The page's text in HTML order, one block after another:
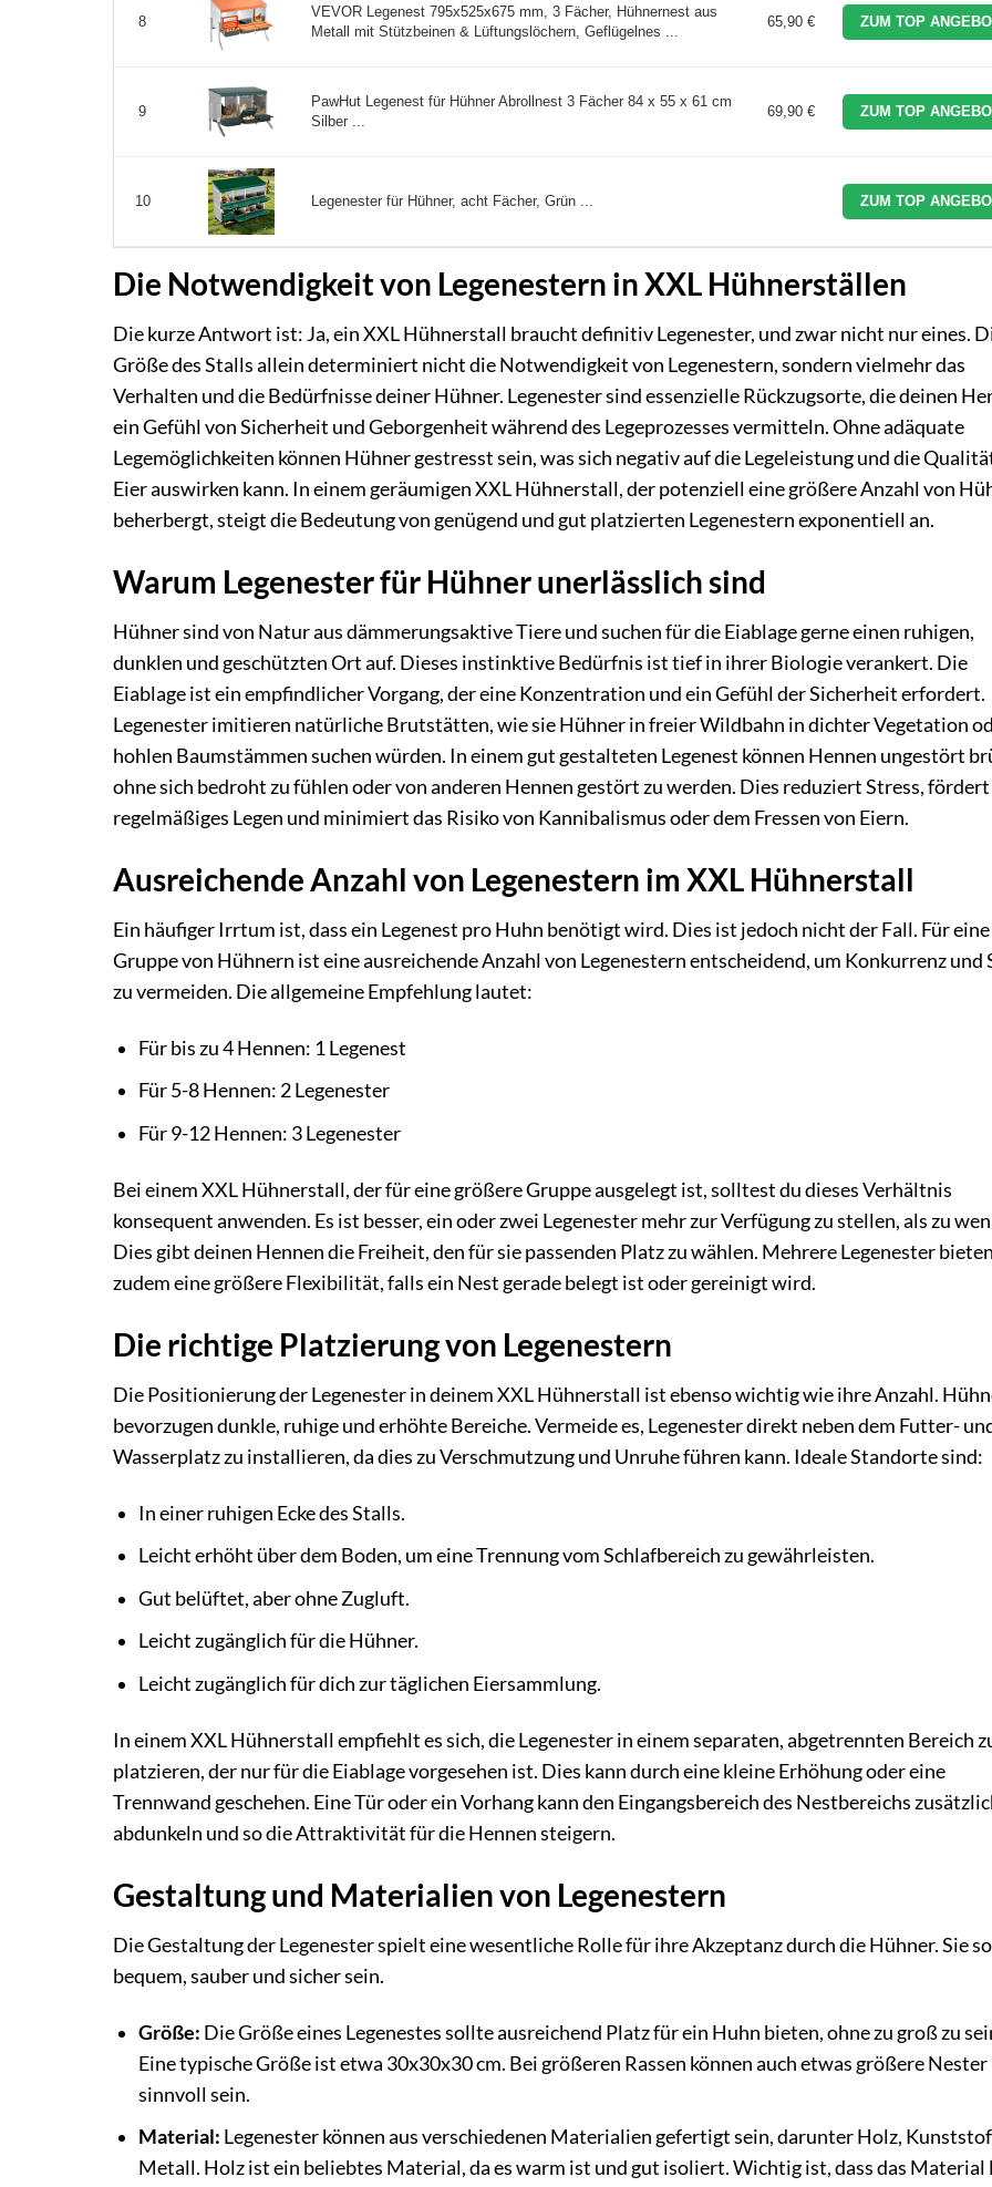
8
VEVOR Legenest 795x525x675 mm, 3 Fächer, Hühnernest aus
Metall mit Stützbeinen & Lüftungslöchern, Geflügelnes ...
65,90 € ZUM TOP
9
PawHut Legenest für Hühner Abrollnest 3 Fächer 84 x 55 x 61 cm
Silber ...
69,90 € ZUM TOP
10 Legenester für Hühner, acht Fächer, Grün ... ZUM TOP
Die Notwendigkeit von Legenestern in XXL Hühnerställen
Die kurze Antwort ist: Ja, ein XXL Hühnerstall braucht definitiv Legenester, und zwar nicht nur eines.
Größe des Stalls allein determiniert nicht die Notwendigkeit von Legenestern, sondern vielmehr das
Verhalten und die Bedürfnisse deiner Hühner. Legenester sind essenzielle Rückzugsorte, die deinen
ein Gefühl von Sicherheit und Geborgenheit während des Legeprozesses vermitteln. Ohne adäquate
Legemöglichkeiten können Hühner gestresst sein, was sich negativ auf die Legeleistung und die
Eier auswirken kann. In einem geräumigen XXL Hühnerstall, der potenziell eine größere Anzahl von
beherbergt, steigt die Bedeutung von genügend und gut platzierten Legenestern exponentiell an.
Warum Legenester für Hühner unerlässlich sind
Hühner sind von Natur aus dämmerungsaktive Tiere und suchen für die Eiablage gerne einen ruhigen,
dunklen und geschützten Ort auf. Dieses instinktive Bedürfnis ist tief in ihrer Biologie verankert. Die
Eiablage ist ein empfindlicher Vorgang, der eine Konzentration und ein Gefühl der Sicherheit erfordert.
Legenester imitieren natürliche Brutstätten, wie sie Hühner in freier Wildbahn in dichter Vegetation
hohlen Baumstämmen suchen würden. In einem gut gestalteten Legenest können Hennen ungestört
ohne sich bedroht zu fühlen oder von anderen Hennen gestört zu werden. Dies reduziert Stress, fördert
regelmäßiges Legen und minimiert das Risiko von Kannibalismus oder dem Fressen von Eiern.
Ausreichende Anzahl von Legenestern im XXL Hühnerstall
Ein häufiger Irrtum ist, dass ein Legenest pro Huhn benötigt wird. Dies ist jedoch nicht der Fall. Für eine
Gruppe von Hühnern ist eine ausreichende Anzahl von Legenestern entscheidend, um Konkurrenz und
zu vermeiden. Die allgemeine Empfehlung lautet:
Für bis zu 4 Hennen: 1 Legenest
Für 5-8 Hennen: 2 Legenester
Für 9-12 Hennen: 3 Legenester
Bei einem XXL Hühnerstall, der für eine größere Gruppe ausgelegt ist, solltest du dieses Verhältnis
konsequent anwenden. Es ist besser, ein oder zwei Legenester mehr zur Verfügung zu stellen, als zu
Dies gibt deinen Hennen die Freiheit, den für sie passenden Platz zu wählen. Mehrere Legenester bieten
zudem eine größere Flexibilität, falls ein Nest gerade belegt ist oder gereinigt wird.
Die richtige Platzierung von Legenestern
Die Positionierung der Legenester in deinem XXL Hühnerstall ist ebenso wichtig wie ihre Anzahl.
bevorzugen dunkle, ruhige und erhöhte Bereiche. Vermeide es, Legenester direkt neben dem Futter-
Wasserplatz zu installieren, da dies zu Verschmutzung und Unruhe führen kann. Ideale Standorte sind:
In einer ruhigen Ecke des Stalls.
Leicht erhöht über dem Boden, um eine Trennung vom Schlafbereich zu gewährleisten.
Gut belüftet, aber ohne Zugluft.
Leicht zugänglich für die Hühner.
Leicht zugänglich für dich zur täglichen Eiersammlung.
In einem XXL Hühnerstall empfiehlt es sich, die Legenester in einem separaten, abgetrennten Bereich
platzieren, der nur für die Eiablage vorgesehen ist. Dies kann durch eine kleine Erhöhung oder eine
Trennwand geschehen. Eine Tür oder ein Vorhang kann den Eingangsbereich des Nestbereichs
abdunkeln und so die Attraktivität für die Hennen steigern.
Gestaltung und Materialien von Legenestern
Die Gestaltung der Legenester spielt eine wesentliche Rolle für ihre Akzeptanz durch die Hühner. Sie
bequem, sauber und sicher sein.
Größe: Die Größe eines Legenestes sollte ausreichend Platz für ein Huhn bieten, ohne zu groß zu
Eine typische Größe ist etwa 30x30x30 cm. Bei größeren Rassen können auch etwas größere Nester
sinnvoll sein.
Material: Legenester können aus verschiedenen Materialien gefertigt sein, darunter Holz,
Metall. Holz ist ein beliebtes Material, da es warm ist und gut isoliert. Wichtig ist, dass das Material